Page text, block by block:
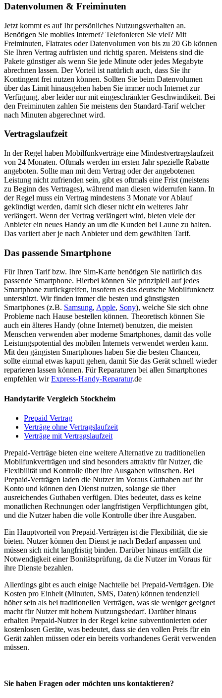
Datenvolumen & Freiminuten
Jetzt kommt es auf Ihr persönliches Nutzungsverhalten an.
Benötigen Sie mobiles Internet? Telefonieren Sie viel? Mit
Freiminuten, Flatrates oder Datenvolumen von bis zu 20 Gb können
Sie Ihren Vertrag aufrüsten und richtig sparen. Meistens sind die
Pakete günstiger als wenn Sie jede Minute oder jedes Megabyte
abrechnen lassen. Der Vorteil ist natürlich auch, dass Sie ihr
Kontingent frei nutzen können. Sollten Sie beim Datenvolumen
über das Limit hinausgehen haben Sie immer noch Internet zur
Verfügung, aber leider nur mit eingeschränkter Geschwindikeit. Bei
den Freiminuten zahlen Sie meistens den Standard-Tarif welcher
nach Minuten abgerechnet wird.
Vertragslaufzeit
In der Regel haben Mobilfunkverträge eine Mindestvertragslaufzeit
von 24 Monaten. Oftmals werden im ersten Jahr spezielle Rabatte
angeboten. Sollte man mit dem Vertrag oder der angebotenen
Leistung nicht zufrienden sein, gibt es oftmals eine Frist (meistens
zu Beginn des Vertrages), während man diesen widerrufen kann. In
der Regel muss ein Vertrag mindestens 3 Monate vor Ablauf
gekündigt werden, damit sich dieser nicht ein weiteres Jahr
verlängert. Wenn der Vertrag verlängert wird, bieten viele der
Anbieter ein neues Handy an um die Kunden bei Laune zu halten.
Das variiert aber je nach Anbieter und dem gewählten Tarif.
Das passende Smartphone
Für Ihren Tarif bzw. Ihre Sim-Karte benötigen Sie natürlich das
passende Smartphone. Hierbei können Sie prinzipiell auf jedes
Smartphone zurückgreifen, insofern es das deutsche Mobilfunknetz
unterstützt. Wir finden immer die besten und günstigsten
Smartphones (z.B. Samsung, Apple, Sony), welche Sie sich ohne
Probleme nach Hause bestellen können. Theoretisch können Sie
auch ein älteres Handy (ohne Internet) benutzen, die meisten
Menschen verwenden aber moderne Smartphones, damit das volle
Leistungspotential des mobilen Internets verwendet werden kann.
Mit den gängisten Smartphones haben Sie die besten Chancen,
sollte einmal etwas kaputt gehen, damit Sie das Gerät schnell wieder
reparieren lassen können. Für Reparaturen bei allen Smartphones
empfehlen wirExpress-Handy-Reparatur.de
Handytarife Vergleich Stockheim
Prepaid Vertrag
Verträge ohne Vertragslaufzeit
Verträge mit Vertragslaufzeit
Prepaid-Verträge bieten eine weitere Alternative zu traditionellen
Mobilfunkverträgen und sind besonders attraktiv für Nutzer, die
Flexibilität und Kontrolle über ihre Ausgaben wünschen. Bei
Prepaid-Verträgen laden die Nutzer im Voraus Guthaben auf ihr
Konto und können den Dienst nutzen, solange sie über
ausreichendes Guthaben verfügen. Dies bedeutet, dass es keine
monatlichen Rechnungen oder langfristigen Verpflichtungen gibt,
und die Nutzer haben die volle Kontrolle über ihre Ausgaben.
Ein Hauptvorteil von Prepaid-Verträgen ist die Flexibilität, die sie
bieten. Nutzer können den Dienst je nach Bedarf anpassen und
müssen sich nicht langfristig binden. Darüber hinaus entfällt die
Notwendigkeit einer Bonitätsprüfung, da die Nutzer im Voraus für
ihre Dienste bezahlen.
Allerdings gibt es auch einige Nachteile bei Prepaid-Verträgen. Die
Kosten pro Einheit (Minuten, SMS, Daten) können tendenziell
höher sein als bei traditionellen Verträgen, was sie weniger geeignet
macht für Nutzer mit hohem Nutzungsbedarf. Darüber hinaus
erhalten Prepaid-Nutzer in der Regel keine subventionierten oder
kostenlosen Geräte, was bedeutet, dass sie den vollen Preis für ein
Gerät zahlen müssen oder ein bereits vorhandenes Gerät verwenden
müssen.
Sie haben Fragen oder möchten uns kontaktieren?